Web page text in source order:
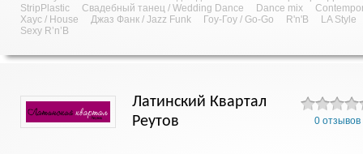
StripPlastic
Свадебный танец / Wedding Dance Dance mix
Хаус / House
Джаз Фанк / Jazz Funk Гоу-Гоу / Go-Go R'n'B
LA Style
Sexy R’n’B
Латинский Квартал
Реутов
0 отзывов